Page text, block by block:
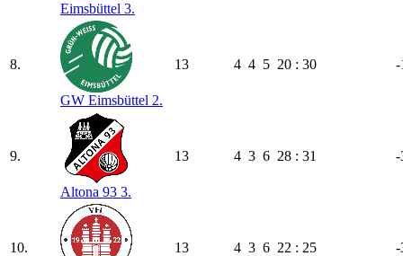
Eimsbüttel 3.
8.
GW Eimsbüttel 2.
13 4 4 5 20 : 30 -
9.
Altona 93 3.
13 4 3 6 28 : 31 -
10. 13 4 3 6 22 : 25 -